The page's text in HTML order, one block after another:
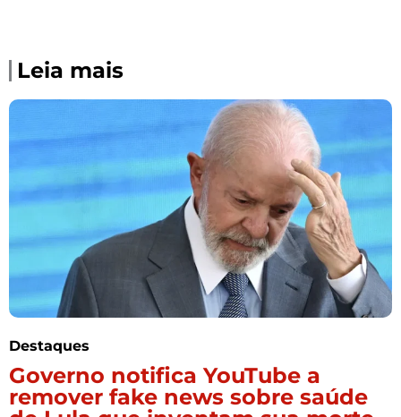
Leia mais
Destaques
Governo notifica YouTube a
remover fake news sobre saúde